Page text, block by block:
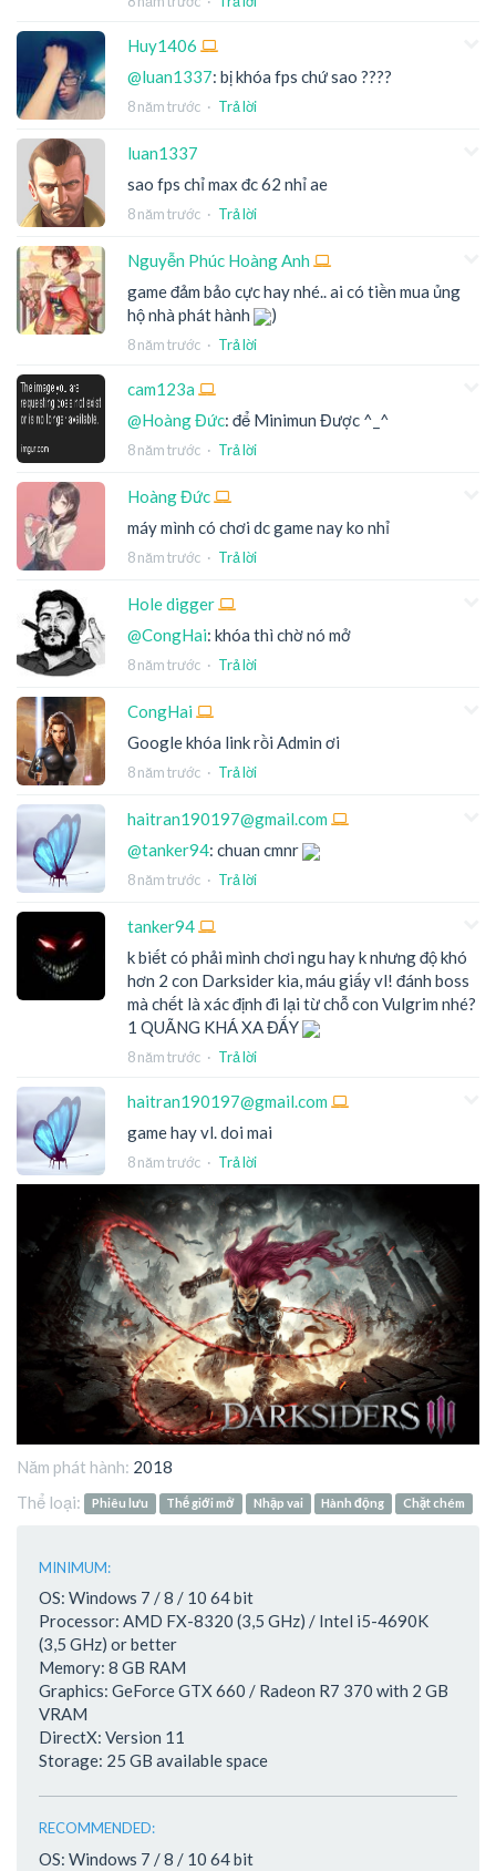
Huy1406
@luan1337: bị khóa fps chứ sao ????
8 năm trước · Trả lời
luan1337
sao fps chỉ max đc 62 nhỉ ae
8 năm trước · Trả lời
Nguyễn Phúc Hoàng Anh
game đảm bảo cực hay nhé.. ai có tiền mua ủng
hộ nhà phát hành
)
8 năm trước · Trả lời
cam123a
@Hoàng Đức: để Minimun Được ^_^
8 năm trước · Trả lời
Hoàng Đức
máy mình có chơi dc game nay ko nhỉ
8 năm trước · Trả lời
Hole digger
@CongHai: khóa thì chờ nó mở
8 năm trước · Trả lời
CongHai
Google khóa link rồi Admin ơi
8 năm trước · Trả lời
haitran190197@gmail.com
@tanker94: chuan cmnr
8 năm trước · Trả lời
tanker94
k biết có phải mình chơi ngu hay k nhưng độ khó
hơn 2 con Darksider kia, máu giấy vl! đánh boss
mà chết là xác định đi lại từ chỗ con Vulgrim nhé?
1 QUÃNG KHÁ XA ĐẤY
8 năm trước · Trả lời
haitran190197@gmail.com
game hay vl. doi mai
8 năm trước · Trả lời
Năm phát hành: 2018
Thể loại:
Phiêu lưu Thế giới mở Nhập vai Hành động Chặt chém
MINIMUM:
OS: Windows 7 / 8 / 10 64 bit
Processor: AMD FX-8320 (3,5 GHz) / Intel i5-4690K
(3,5 GHz) or better
Memory: 8 GB RAM
Graphics: GeForce GTX 660 / Radeon R7 370 with 2 GB
VRAM
DirectX: Version 11
Storage: 25 GB available space
RECOMMENDED:
OS: Windows 7 / 8 / 10 64 bit